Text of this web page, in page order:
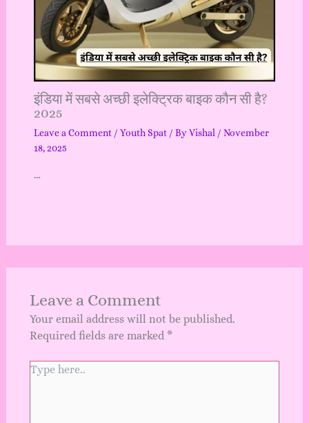
इंडिया में सबसे अच्छी इलेक्ट्रिक बाइक कौन सी है?
2025
Leave a Comment / Youth Spat/ ByVishal / November
18, 2025
…
Leave a Comment
Your email address will not be published.
Required fields are marked *
Type